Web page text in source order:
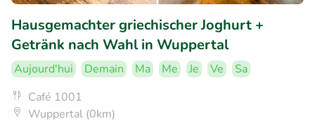
Hausgemachter griechischer Joghurt +
Getränk nach Wahl in Wuppertal
Aujourd'hui Demain Ma Me Je Ve
Sa
Café 1001
Wuppertal (0km)